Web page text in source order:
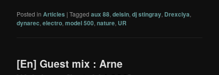
Posted in Articles |Tagged aux 88,delsin,dj stingray, Drexciya,
dynarec,electro,model 500,nature, UR
[En] Guest mix : Arne